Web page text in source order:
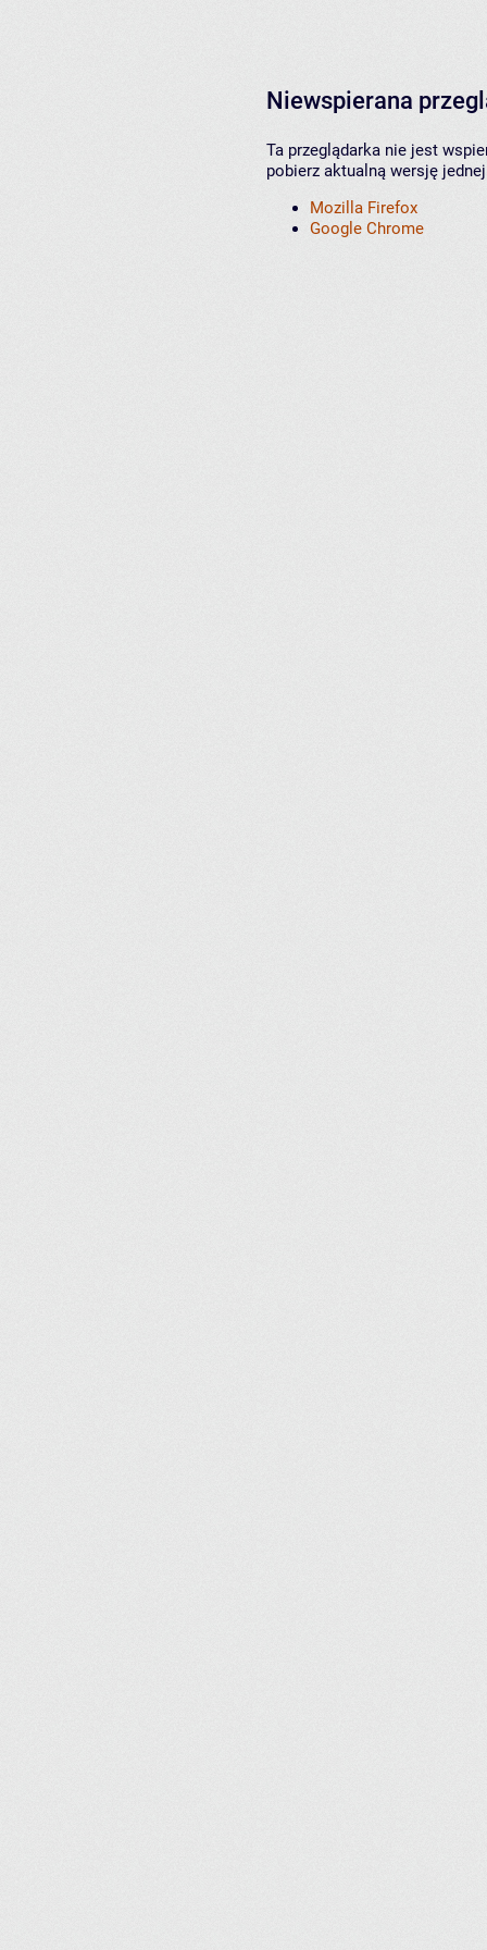
Niewspierana
Ta przeglądarka nie jest
pobierz aktualną wersję
Mozilla Firefox
Google Chrome